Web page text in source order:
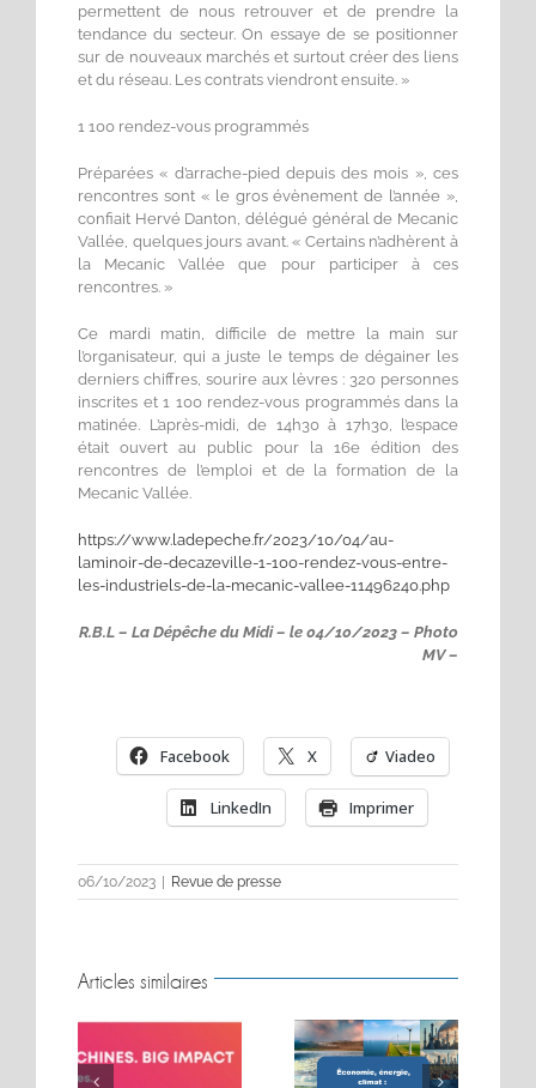
permettent de nous retrouver et de prendre la
tendance du secteur. On essaye de se positionner
sur de nouveaux marchés et surtout créer des liens
et du réseau. Les contrats viendront ensuite. »
1 100 rendez-vous programmés
Préparées « d’arrache-pied depuis des mois », ces
rencontres sont « le gros évènement de l’année »,
confiait Hervé Danton, délégué général de Mecanic
Vallée, quelques jours avant. « Certains n’adhèrent à
la Mecanic Vallée que pour participer à ces
rencontres. »
Ce mardi matin, difficile de mettre la main sur
l’organisateur, qui a juste le temps de dégainer les
derniers chiffres, sourire aux lèvres : 320 personnes
inscrites et 1 100 rendez-vous programmés dans la
matinée. L’après-midi, de 14h30 à 17h30, l’espace
était ouvert au public pour la 16e édition des
rencontres de l’emploi et de la formation de la
Mecanic Vallée.
https://www.ladepeche.fr/2023/10/04/au-
laminoir-de-decazeville-1-100-rendez-vous-entre-
les-industriels-de-la-mecanic-vallee-11496240.php
R.B.L – La Dépêche du Midi – le 04/10/2023 – Photo
MV –
Facebook X Viadeo
LinkedIn Imprimer
06/10/2023 | Revue de presse
Articles similaires